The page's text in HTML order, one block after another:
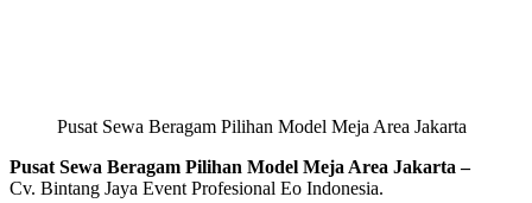
Pusat Sewa Beragam Pilihan Model Meja Area Jakarta
Pusat Sewa Beragam Pilihan Model Meja Area Jakarta –
Cv. Bintang Jaya Event Profesional Eo Indonesia.